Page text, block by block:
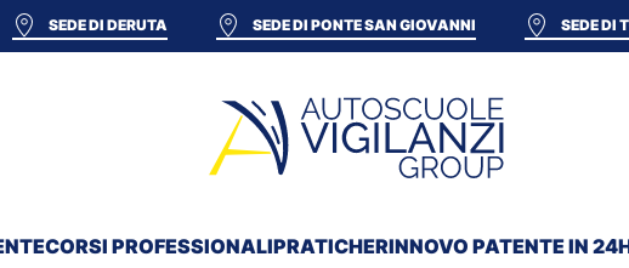
SEDE DI DERUTA SEDE DI PONTE SAN GIOVANNI SEDE DI
CORSI PROFESSIONALIPRATICHERINNOVO PATENTE IN